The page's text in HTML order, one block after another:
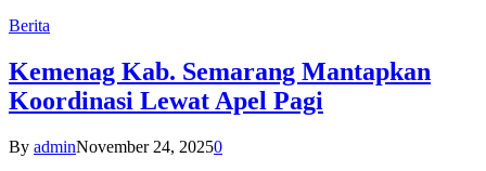
Berita
Kemenag Kab. Semarang Mantapkan
Koordinasi Lewat Apel Pagi
By adminNovember 24, 20250